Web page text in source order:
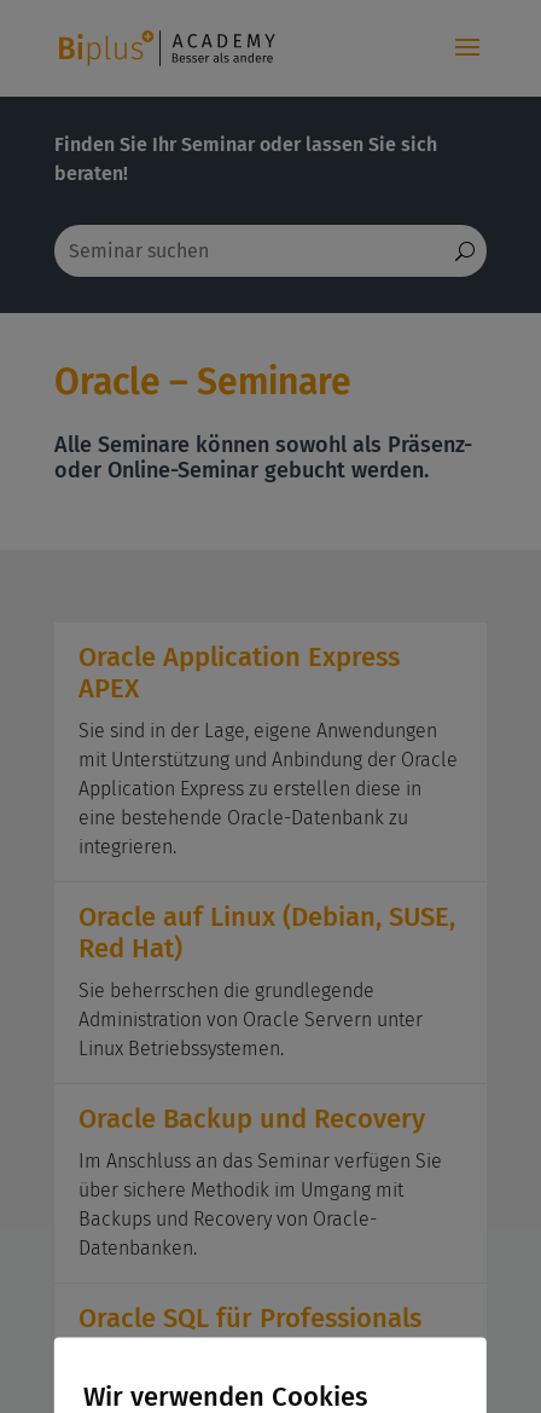
Finden Sie Ihr Seminar oder lassen Sie sich
beraten!
Oracle – Seminare
Alle Seminare können sowohl als Präsenz-
oder Online-Seminar gebucht werden.
Oracle Application Express
APEX
Sie sind in der Lage, eigene Anwendungen
mit Unterstützung und Anbindung der Oracle
Application Express zu erstellen diese in
eine bestehende Oracle-Datenbank zu
integrieren.
Oracle auf Linux (Debian, SUSE,
Red Hat)
Sie beherrschen die grundlegende
Administration von Oracle Servern unter
Linux Betriebssystemen.
Oracle Backup und Recovery
Im Anschluss an das Seminar verfügen Sie
über sichere Methodik im Umgang mit
Backups und Recovery von Oracle-
Datenbanken.
Oracle SQL für Professionals
Teilnehmer ein erweitertes Wissen von
Wir verwenden Cookies